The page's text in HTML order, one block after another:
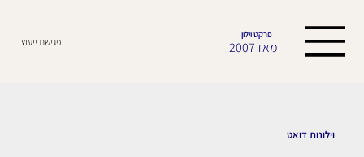
פגישת ייעוץ
פרקט וילון
מאז 2007
וילונות דואט